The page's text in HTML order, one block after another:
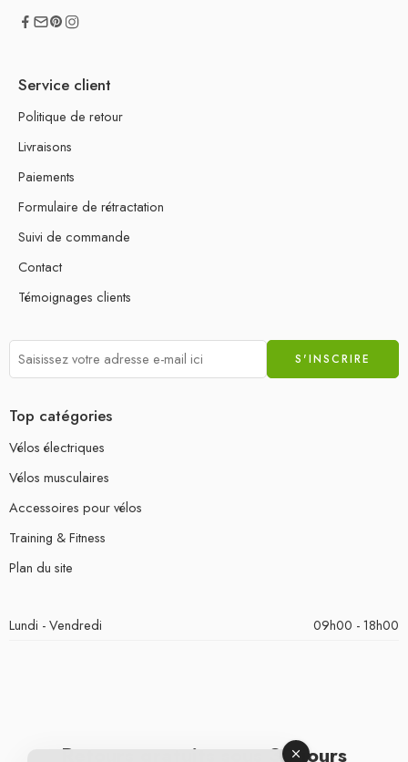
Service client
Politique de retour
Livraisons
Paiements
Formulaire de rétractation
Suivi de commande
Contact
Témoignages clients
Top catégories
Vélos électriques
Vélos musculaires
Accessoires pour vélos
Training & Fitness
Plan du site
Lundi - Vendredi 09h00 - 18h00
Retours gratuits sous 30 jours